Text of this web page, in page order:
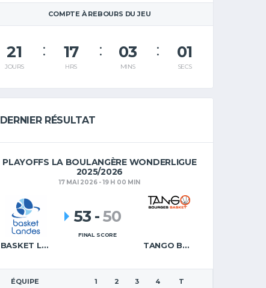
COMPTE À REBOURS DU JEU
21
JOURS
17
HRS
03
MINS
00
SECS
DERNIER RÉSULTAT
PLAYOFFS LA BOULANGÈRE WONDERLIGUE
2025/2026
17 MAI 2026 - 19 H 00 MIN
BASKET LANDES TANGO BOURGES BASKET
53 -50
FINAL SCORE
ÉQUIPE 1 2 3 4 T